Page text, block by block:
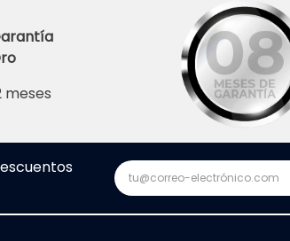
meses